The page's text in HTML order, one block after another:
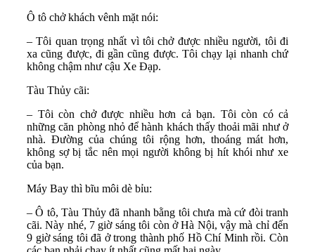
Ô tô chở khách vênh mặt nói:
– Tôi quan trọng nhất vì tôi chở được nhiều người, tôi đi
xa cũng được, đi gần cũng được. Tôi chạy lại nhanh chứ
không chậm như cậu Xe Đạp.
Tàu Thủy cãi:
– Tôi còn chở được nhiều hơn cả bạn. Tôi còn có cả
những căn phòng nhỏ để hành khách thấy thoải mãi như ở
nhà. Đường của chúng tôi rộng hơn, thoáng mát hơn,
không sợ bị tắc nên mọi người không bị hít khói như xe
của bạn.
Máy Bay thì bĩu môi dè bỉu:
– Ô tô, Tàu Thủy đã nhanh bằng tôi chưa mà cứ đòi tranh
cãi. Này nhé, 7 giờ sáng tôi còn ở Hà Nội, vậy mà chỉ đến
9 giờ sáng tôi đã ở trong thành phố Hồ Chí Minh rồi. Còn